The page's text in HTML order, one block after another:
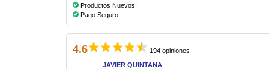
Productos Nuevos!
Pago Seguro.
4.6
194 opiniones
JAVIER QUINTANA